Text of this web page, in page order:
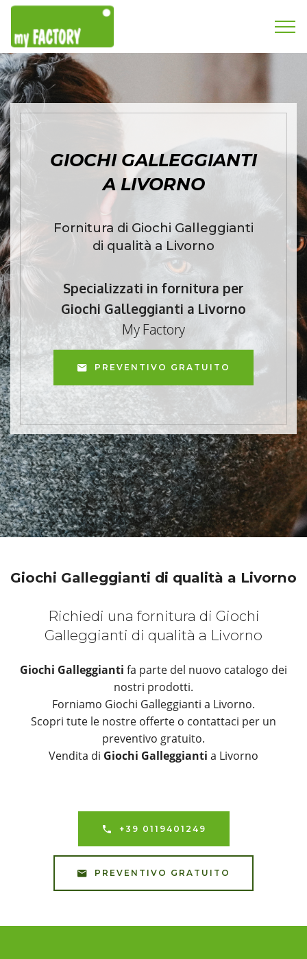
GIOCHI GALLEGGIANTI
A LIVORNO
Fornitura di Giochi Galleggianti
di qualità a Livorno
Specializzati in fornitura per
Giochi Galleggianti a Livorno
My Factory
PREVENTIVO GRATUITO
Giochi Galleggianti di qualità a Livorno
Richiedi una fornitura di Giochi
Galleggianti di qualità a Livorno
Giochi Galleggianti fa parte del nuovo catalogo dei
nostri prodotti.
Forniamo Giochi Galleggianti a Livorno.
Scopri tute le nostre offerte o contattaci per un
preventivo gratuito.
Vendita di Giochi Galleggianti a Livorno
+39 0119401249
PREVENTIVO GRATUITO